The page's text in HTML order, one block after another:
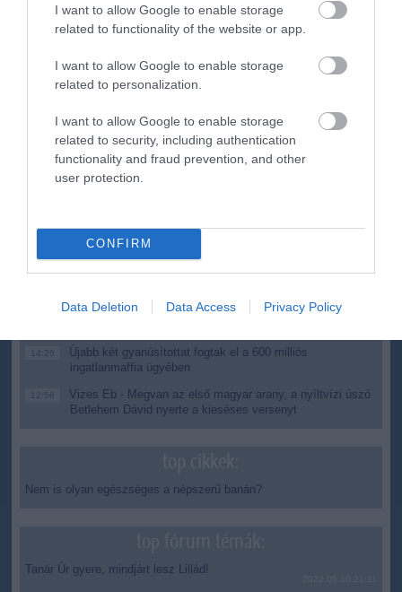
I want to allow Google to enable storage
related to functionality of the website or app.
I want to allow Google to enable storage
related to personalization.
I want to allow Google to enable storage
related to security, including authentication
functionality and fraud prevention, and other
user protection.
CONFIRM
Data Deletion Data Access Privacy Policy
tartásával kommenteljenek!
ma.hu legfrissebb hírei:
Vitézy Dávid: 2,3 milliárd forint került vissza az államhoz
egy útdíjrendszeres ügylet felülvizsgálata után
Második világháborús MG-42 géppuskát emeltek ki a
Dunából - a rendőrség lefoglalta
keretszerződését
14:26
Újabb két gyanúsítottat fogtak el a 600 milliós
ingatlanmaffia ügyében
12:56
Vizes Eb - Megvan az első magyar arany, a nyíltvízi úszó
Betlehem Dávid nyerte a kieséses versenyt
Nem is olyan egészséges a népszerű banán?
Tanár Úr gyere, mindjárt lesz Lillád!